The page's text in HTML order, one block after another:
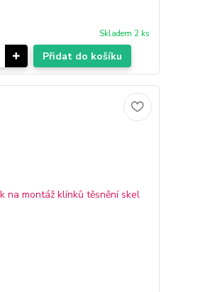
Skladem 2 ks
Přidat do košíku